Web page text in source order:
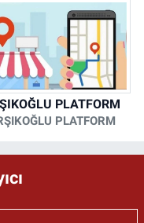
PLATFORM
PLATFORM